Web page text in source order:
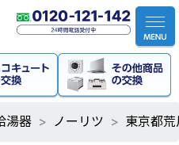
湯器 ノーリツ 東京都